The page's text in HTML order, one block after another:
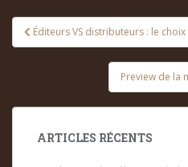
Navigation
de
Éditeurs VS distributeurs : le
Preview de la
ARTICLES RÉCENTS